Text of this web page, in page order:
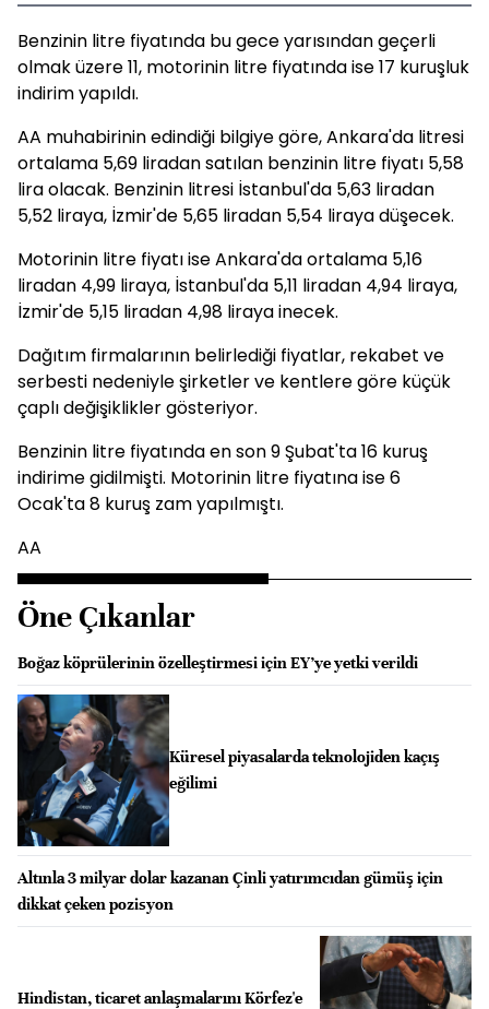
Benzinin litre fiyatında bu gece yarısından geçerli
olmak üzere 11, motorinin litre fiyatında ise 17 kuruşluk
indirim yapıldı.
AA muhabirinin edindiği bilgiye göre, Ankara'da litresi
ortalama 5,69 liradan satılan benzinin litre fiyatı 5,58
lira olacak. Benzinin litresi İstanbul'da 5,63 liradan
5,52 liraya, İzmir'de 5,65 liradan 5,54 liraya düşecek.
Motorinin litre fiyatı ise Ankara'da ortalama 5,16
liradan 4,99 liraya, İstanbul'da 5,11 liradan 4,94 liraya,
İzmir'de 5,15 liradan 4,98 liraya inecek.
Dağıtım firmalarının belirlediği fiyatlar, rekabet ve
serbesti nedeniyle şirketler ve kentlere göre küçük
çaplı değişiklikler gösteriyor.
Benzinin litre fiyatında en son 9 Şubat'ta 16 kuruş
indirime gidilmişti. Motorinin litre fiyatına ise 6
Ocak'ta 8 kuruş zam yapılmıştı.
AA
Öne Çıkanlar
Boğaz köprülerinin özelleştirmesi için EY’ye yetki verildi
Küresel piyasalarda teknolojiden kaçış
eğilimi
Altınla 3 milyar dolar kazanan Çinli yatırımcıdan gümüş için
dikkat çeken pozisyon
Hindistan, ticaret anlaşmalarını Körfez'e